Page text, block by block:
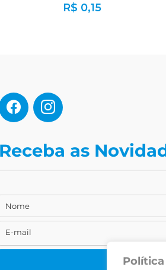
Política
R$ 0,15
Receba as
Nome
Nome
E-E-mail